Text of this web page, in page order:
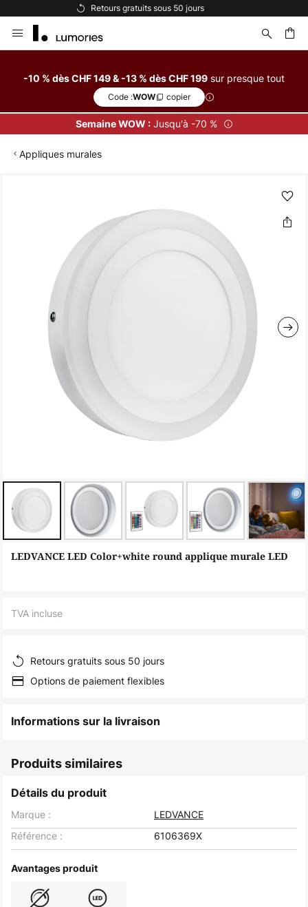
Options de paiement flexibles
Allez
au
-10 % dès CHF 149 & -13 % dès CHF 199 sur presque tout
Code :WOW copier
Semaine WOW :Jusqu'à -70 %
Appliques murales
Skip
images
gallery
LEDVANCE LED Color+white round applique murale LED
TVA incluse
Retours gratuits sous 50 jours
Options de paiement flexibles
Informations sur la livraison
Produits similaires
Détails du produit
Marque :
LEDVANCE
Référence :
6106369X
Avantages produit